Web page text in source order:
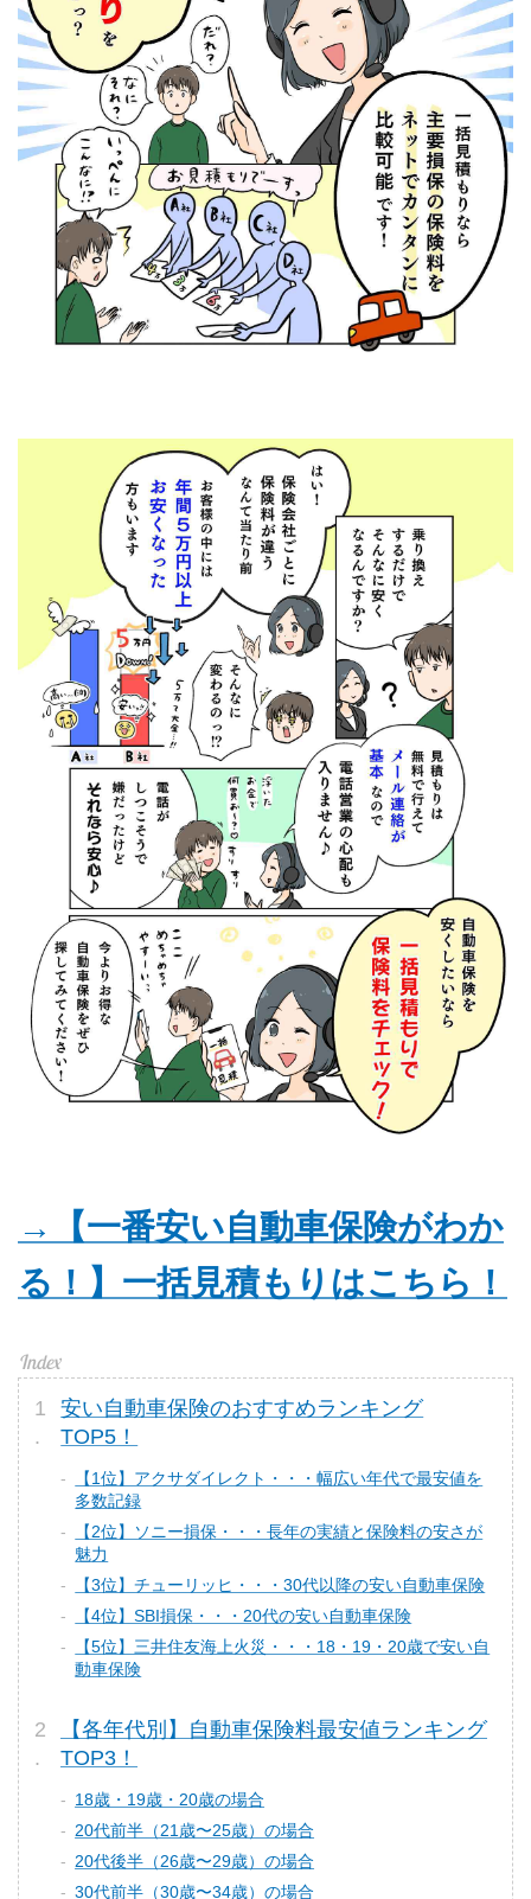
→【一番安い自動車保険がわか
る！】一括見積もりはこちら！
安い自動車保険のおすすめランキング
TOP5！
【1位】アクサダイレクト・・・幅広い年代で最安値を
多数記録
【2位】ソニー損保・・・長年の実績と保険料の安さが
魅力
【3位】チューリッヒ・・・30代以降の安い自動車保険
【4位】SBI損保・・・20代の安い自動車保険
【5位】三井住友海上火災・・・18・19・20歳で安い自
動車保険
【各年代別】自動車保険料最安値ランキング
TOP3！
18歳・19歳・20歳の場合
20代前半（21歳〜25歳）の場合
20代後半（26歳〜29歳）の場合
30代前半（30歳〜34歳）の場合